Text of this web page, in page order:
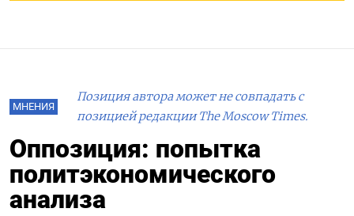
МНЕНИЯ
Позиция автора может не совпадать с
позицией редакции The Moscow Times.
Оппозиция: попытка
политэкономического
анализа